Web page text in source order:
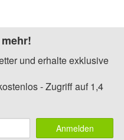
und erhalte exklusive
- Zugriff auf 1,4
Anmelden